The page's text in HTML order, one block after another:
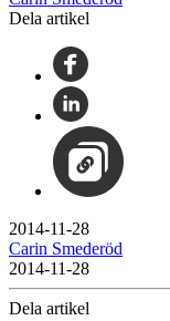
Dela artikel
2014-11-28
Carin Smederöd
2014-11-28
Dela artikel